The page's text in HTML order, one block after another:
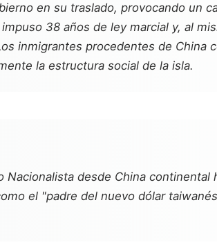
en su traslado, provocando un
38 años de ley marcial y, al
inmigrantes procedentes de China
la estructura social de la isla.
desde China continental
el "padre del nuevo dólar